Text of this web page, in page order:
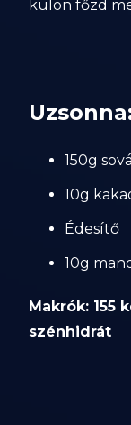
külön főzd
150g
10g
Édesítő
10g
Makrók: 155
szénhidrát